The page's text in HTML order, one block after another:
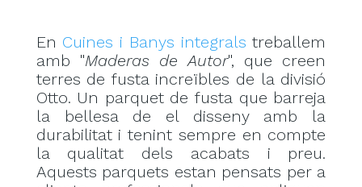
En Cuines i Banys integrals treballem
amb "Maderas de Autor", que creen
terres de fusta increïbles de la divisió
Otto. Un parquet de fusta que barreja
la bellesa de el disseny amb la
durabilitat i tenint sempre en compte
la qualitat dels acabats i preu.
Aquests parquets estan pensats per a